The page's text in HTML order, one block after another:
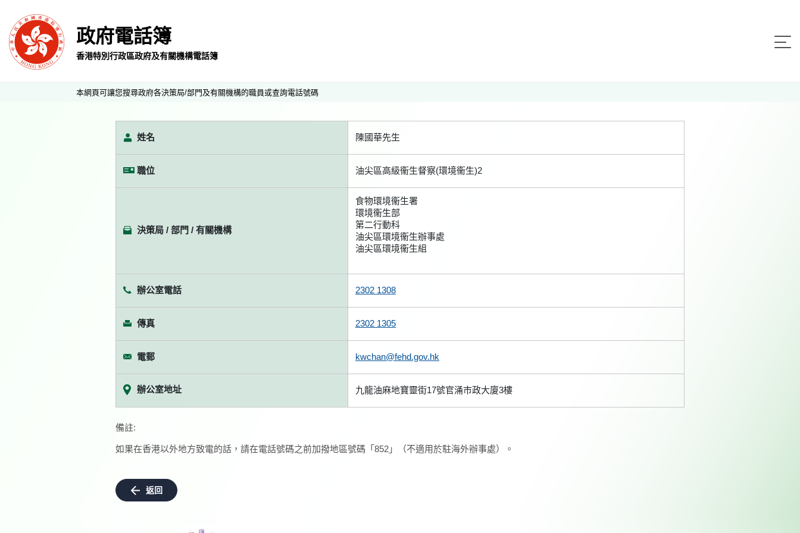
政府電話簿
香港特別行政區政府及有關機構電話簿
本網頁可讓您搜尋政府各決策局/部門及有關機構的職員或查詢電話號碼
姓名 陳國華先生
職位 油尖區高級衞生督察(環境衞生)2
決策局 / 部門 / 有關機構
食物環境衞生署
環境衞生部
第二行動科
油尖區環境衞生辦事處
油尖區環境衞生組
辦公室電話 2302 1308
傳真 2302 1305
電郵 kwchan@fehd.gov.hk
辦公室地址 九龍油麻地寶靈街17號官涌巿政大廈3樓
備註:
如果在香港以外地方致電的話，請在電話號碼之前加撥地區號碼「852」（不適用於駐海外辦事處）。
返回